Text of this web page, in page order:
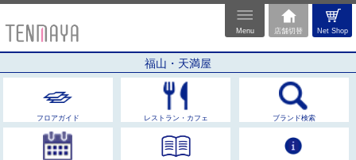
Net Shop
店舗切替
Menu
福山・天満屋
フロアガイド レストラン・カフェ ブランド検索